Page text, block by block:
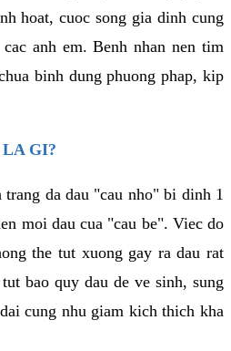
hoat, cuoc song gia dinh cung
anh em. Benh nhan nen tim
binh dung phuong phap, kip
GI?
da dau "cau nho" bi dinh 1
moi dau cua "cau be". Viec do
the tut xuong gay ra dau rat
bao quy dau de ve sinh, sung
cung nhu giam kich thich kha